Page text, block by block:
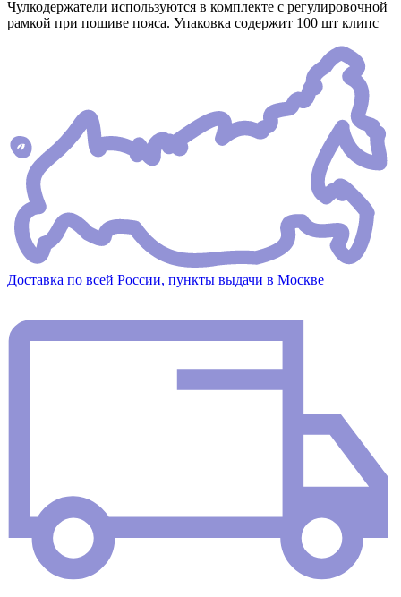
Чулкодержатели используются в комплекте с регулировочной
рамкой при пошиве пояса. Упаковка содержит 100 шт клипс
Доставка по всей России, пункты выдачи в Москве